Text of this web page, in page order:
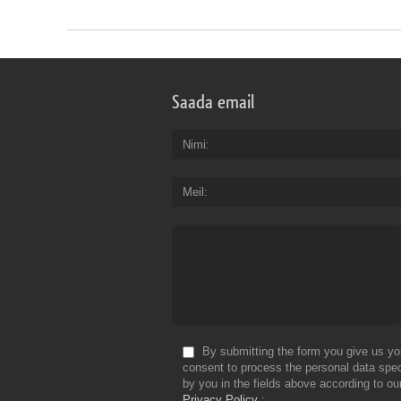
Saada email
Nimi
Meil
By submitting the form you give us
consent to process the personal data
by you in the fields above according to